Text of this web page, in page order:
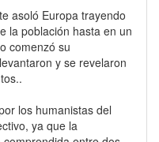
asoló Europa trayendo
la población hasta en un
comenzó su
y se revelaron
ya que la